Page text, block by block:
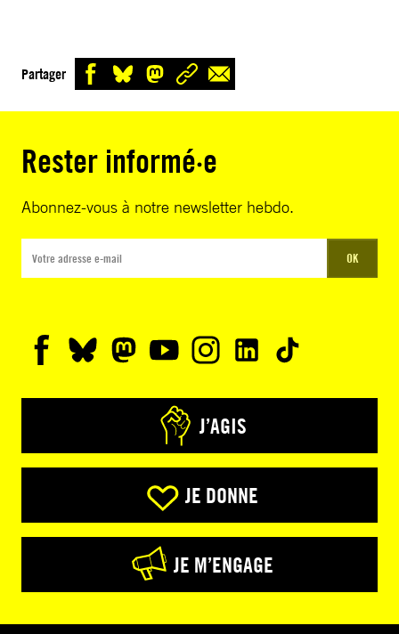
Partager
Rester informé·e
Abonnez-vous à notre newsletter hebdo.
OK
J’AGIS
JE DONNE
JE M’ENGAGE